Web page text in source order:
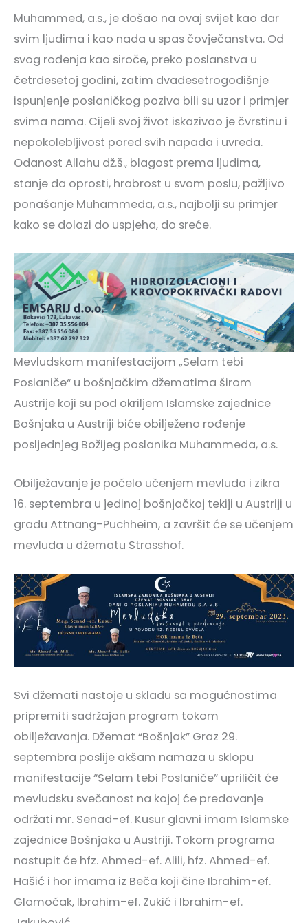
Muhammed, a.s., je došao na ovaj svijet kao dar
svim ljudima i kao nada u spas čovječanstva. Od
svog rođenja kao siroče, preko poslanstva u
četrdesetoj godini, zatim dvadesetrogodišnje
ispunjenje poslaničkog poziva bili su uzor i primjer
svima nama. Cijeli svoj život iskazivao je čvrstinu i
nepokolebljivost pored svih napada i uvreda.
Odanost Allahu dž.š., blagost prema ljudima,
stanje da oprosti, hrabrost u svom poslu, pažljivo
ponašanje Muhammeda, a.s., najbolji su primjer
kako se dolazi do uspjeha, do sreće.
Mevludskom manifestacijom „Selam tebi
Poslaniče“ u bošnjačkim džematima širom
Austrije koji su pod okriljem Islamske zajednice
Bošnjaka u Austriji biće obilježeno rođenje
posljednjeg Božijeg poslanika Muhammeda, a.s.
Obilježavanje je počelo učenjem mevluda i zikra
16. septembra u jedinoj bošnjačkoj tekiji u Austriji u
gradu Attnang-Puchheim, a završit će se učenjem
mevluda u džematu Strasshof.
Svi džemati nastoje u skladu sa mogućnostima
pripremiti sadržajan program tokom
obilježavanja. Džemat “Bošnjak” Graz 29.
septembra poslije akšam namaza u sklopu
manifestacije “Selam tebi Poslaniče” upriličit će
mevludsku svečanost na kojoj će predavanje
održati mr. Senad-ef. Kusur glavni imam Islamske
zajednice Bošnjaka u Austriji. Tokom programa
nastupit će hfz. Ahmed-ef. Alili, hfz. Ahmed-ef.
Hašić i hor imama iz Beča koji čine Ibrahim-ef.
Glamočak, Ibrahim-ef. Zukić i Ibrahim-ef.